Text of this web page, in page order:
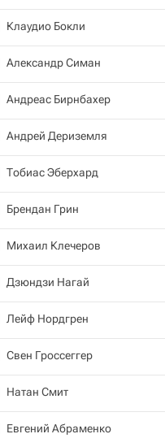
Клаудио Бокли
Александр Симан
Андреас Бирнбахер
Андрей Дериземля
Тобиас Эберхард
Брендан Грин
Михаил Клечеров
Дзюндзи Нагай
Лейф Нордгрен
Свен Гроссеггер
Натан Смит
Евгений Абраменко